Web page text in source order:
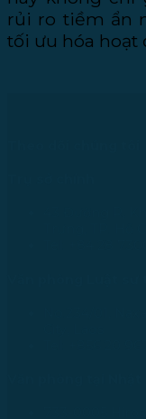
rủi ro tiềm ẩn
tối ưu hóa hoạt